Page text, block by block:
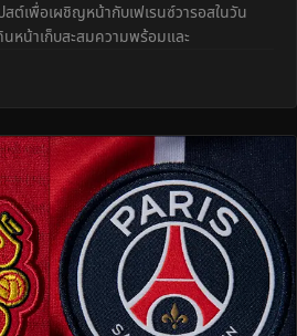
สต์เพื่อเผชิญหน้ากับเฟเรนซ์วารอสในวัน
หน้าเก็บสะสมความพร้อมและ